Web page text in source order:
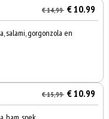
€ 14,99 € 10.99
salami, gorgonzola en
€ 15,99 € 10.99